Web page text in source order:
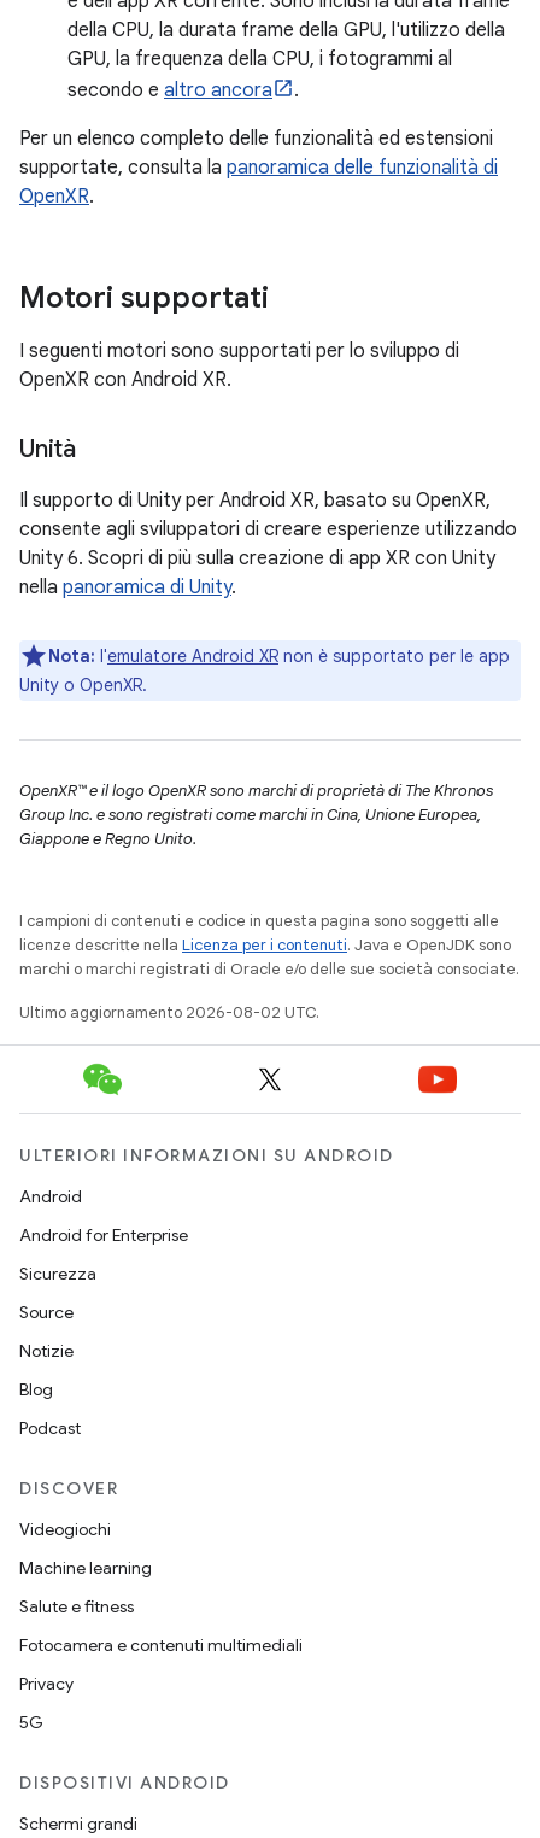
della CPU, la durata frame della GPU, l'utilizzo della
GPU, la frequenza della CPU, i fotogrammi al
secondo e altro ancora
.
Per un elenco completo delle funzionalità ed estensioni
supportate, consulta la panoramica delle funzionalità di
OpenXR.
Motori supportati
I seguenti motori sono supportati per lo sviluppo di
OpenXR con Android XR.
Unità
Il supporto di Unity per Android XR, basato su OpenXR,
consente agli sviluppatori di creare esperienze utilizzando
Unity 6. Scopri di più sulla creazione di app XR con Unity
nella panoramica di Unity.
Nota: l'emulatore Android XR non è supportato per le app
Unity o OpenXR.
OpenXR™ e il logo OpenXR sono marchi di proprietà di The Khronos
Group Inc. e sono registrati come marchi in Cina, Unione Europea,
Giappone e Regno Unito.
I campioni di contenuti e codice in questa pagina sono soggetti alle
licenze descritte nella Licenza per i contenuti. Java e OpenJDK sono
marchi o marchi registrati di Oracle e/o delle sue società consociate.
Ultimo aggiornamento 2026-08-02 UTC.
ULTERIORI INFORMAZIONI SU ANDROID
Android
Android for Enterprise
Sicurezza
Source
Notizie
Blog
Podcast
DISCOVER
Videogiochi
Machine learning
Salute e fitness
Fotocamera e contenuti multimediali
Privacy
5G
DISPOSITIVI ANDROID
Schermi grandi